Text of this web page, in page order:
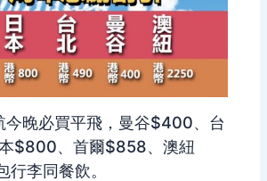
今晚必買平飛，曼谷$400、台
$800、首爾$858、澳紐
李同餐飲。